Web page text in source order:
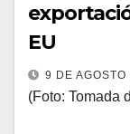
EU
9 DE
(Foto: Tomada